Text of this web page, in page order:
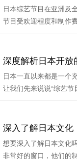
日本综艺节目在亚洲及
节目受欢迎程度和制作
日本一直以来都是一个
让我们先来说说“综艺节
想要深入了解日本文化
非常好的窗口，他们的